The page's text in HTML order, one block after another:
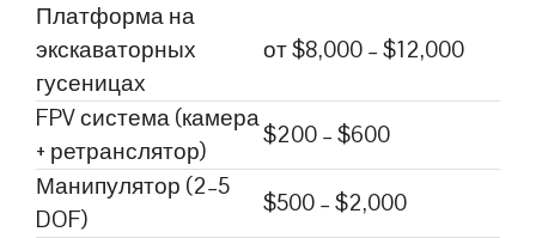
Платформа на
экскаваторных
гусеницах
от $8,000 – $12,000
FPV система (камера
+ ретранслятор)
$200 – $600
Манипулятор (2–5
DOF)
$500 – $2,000